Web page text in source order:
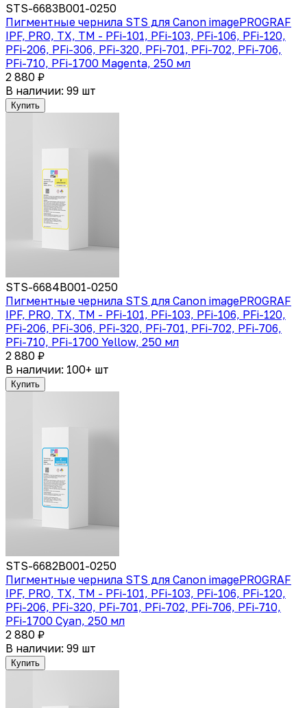
STS-6683B001-0250
Пигментные чернила STS для Canon imagePROGRAF
IPF, PRO, TX, TM - PFi-101, PFi-103, PFi-106, PFi-120,
PFi-206, PFi-306, PFi-320, PFi-701, PFi-702, PFi-706,
PFi-710, PFi-1700 Magenta, 250 мл
2 880 ₽
В наличии: 99 шт
Купить
STS-6684B001-0250
Пигментные чернила STS для Canon imagePROGRAF
IPF, PRO, TX, TM - PFi-101, PFi-103, PFi-106, PFi-120,
PFi-206, PFi-306, PFi-320, PFi-701, PFi-702, PFi-706,
PFi-710, PFi-1700 Yellow, 250 мл
2 880 ₽
В наличии: 100+ шт
Купить
STS-6682B001-0250
Пигментные чернила STS для Canon imagePROGRAF
IPF, PRO, TX, TM - PFi-101, PFi-103, PFi-106, PFi-120,
PFi-206, PFi-320, PFi-701, PFi-702, PFi-706, PFi-710,
PFi-1700 Cyan, 250 мл
2 880 ₽
В наличии: 99 шт
Купить